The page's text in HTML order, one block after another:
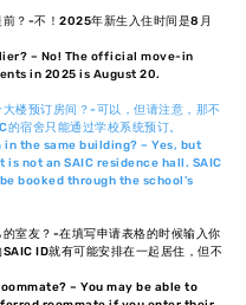
前？-不！2025年新生入住时间是8月
– No! The official move-in
in 2025 is August 20.
楼预订房间？-可以，但请注意，那不
的宿舍只能通过学校系统预订。
in the same building? – Yes, but
not an SAIC residence hall. SAIC
booked through the school’s
室友？-在填写申请表格的时候输入你
ID就有可能安排在一起居住，但不
– You may be able to